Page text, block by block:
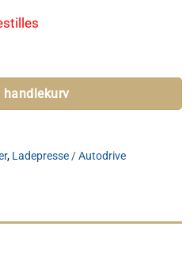
antall
handlekurv
, Ladepresse / Autodrive